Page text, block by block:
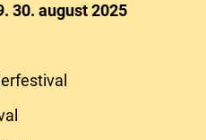
30. august 2025